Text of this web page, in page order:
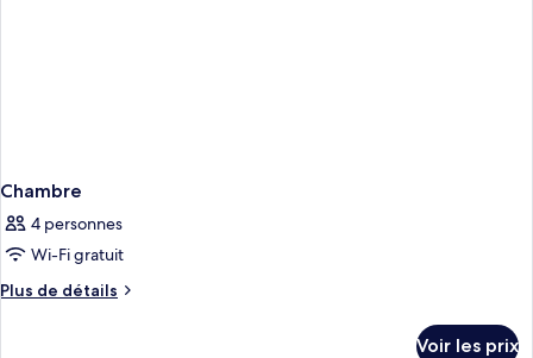
Chambre
4 personnes
Wi-Fi gratuit
Plus de détails
Plus
Voir les prix